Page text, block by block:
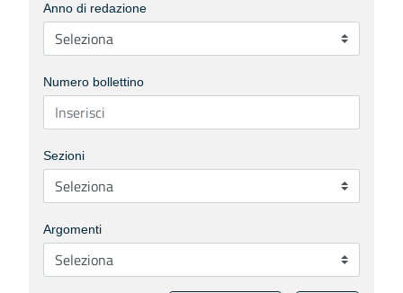
Anno di redazione
Numero bollettino
Sezioni
Argomenti